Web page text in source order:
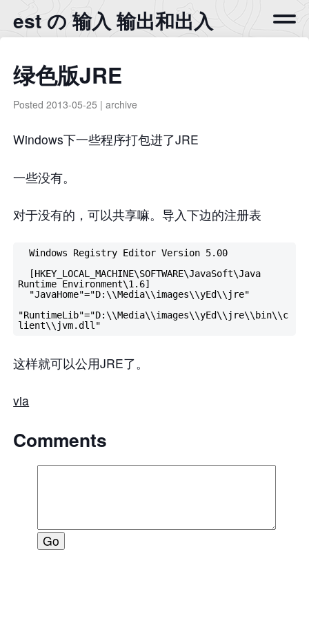
est の 输入 输出和出入
绿色版JRE
Posted2013-05-25 |archive
Windows下一些程序打包进了JRE
一些没有。
对于没有的，可以共享嘛。导入下边的注册表
  Windows Registry Editor Version 5.00
Runtime Environment\1.6]
"RuntimeLib"="D:\\Media\\images\\yEd\\jre\\bin\\c
这样就可以公用JRE了。
via
Comments